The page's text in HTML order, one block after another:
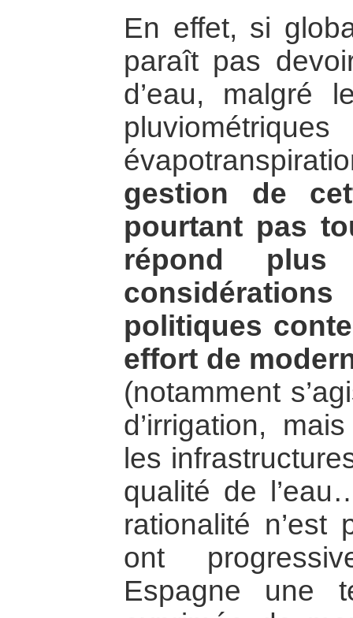
En effet, si
paraît pas
d’eau, malgré
gestion de
pourtant pas
répond
politiques
effort de
(notamment
d’irrigation,
les
qualité de
rationalité n’est
ont
Espagne une